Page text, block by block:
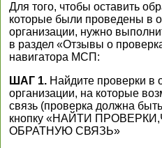
Для того, чтобы оставить
которые были проведены в
организации, нужно
в раздел «Отзывы о
навигатора МСП:
ШАГ 1. Найдите проверки
организации, на которые
связь (проверка должна
кнопку «НАЙТИ
ОБРАТНУЮ СВЯЗЬ»